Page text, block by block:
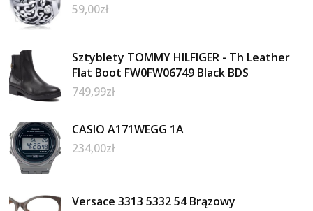
59,00zł
Sztyblety TOMMY HILFIGER - Th Leather
Flat Boot FW0FW06749 Black BDS
749,99zł
CASIO A171WEGG 1A
234,00zł
Versace 3313 5332 54 Brązowy